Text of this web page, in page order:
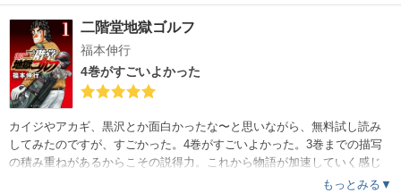
二階堂地獄ゴルフ
福本伸行
4巻がすごいよかった
カイジやアカギ、黒沢とか面白かったな〜と思いながら、無料試し読み
してみたのですが、すごかった。4巻がすごいよかった。3巻までの描写
の積み重ねがあるからこその説得力。これから物語が加速していく感じ
もっとみる▼